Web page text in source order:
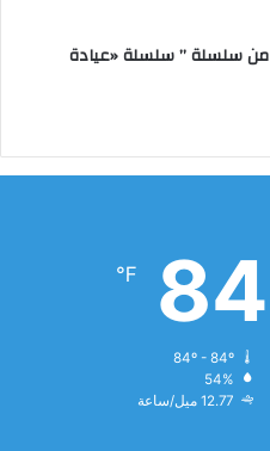
المقال رقم 5 من سلسلة ” سلسلة «عيادة
84
℉
54%
12.77 ميل/ساعة